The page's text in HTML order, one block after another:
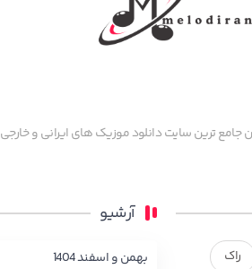
جامع ترین سایت دانلود موزیک های ایرانی و خارجی
راک
آرشیو
بهمن و اسفند 1404